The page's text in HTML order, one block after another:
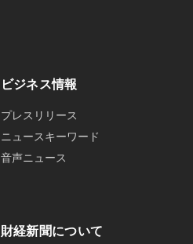
ビジネス情報
プレスリリース
ニュースキーワード
音声ニュース
財経新聞について